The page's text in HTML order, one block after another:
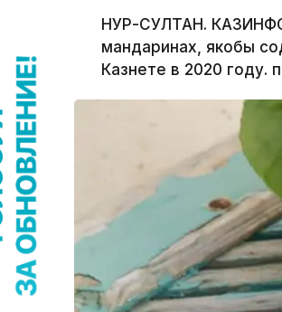
НУР-СУЛТАН.
мандаринах, якобы
Казнете в 2020 году.